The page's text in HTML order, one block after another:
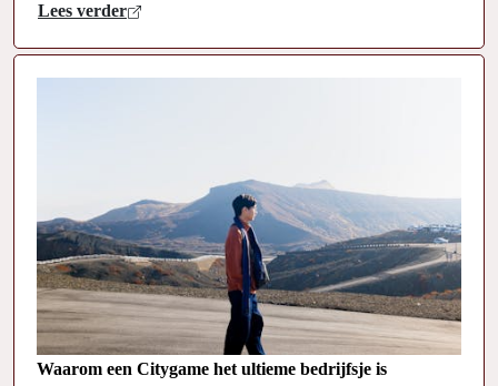
Lees verder
Waarom een Citygame het ultieme bedrijfsje is